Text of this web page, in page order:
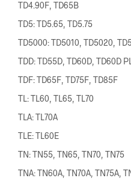
TD4.90F, TD65B
TD5: TD5.65, TD5.75
TD5000: TD5010, TD5020,
TDD: TD55D, TD60D, TD60D
TDF: TD65F, TD75F, TD85F
TL: TL60, TL65, TL70
TLA: TL70A
TLE: TL60E
TN: TN55, TN65, TN70, TN75
TNA: TN60A, TN70A, TN75A,